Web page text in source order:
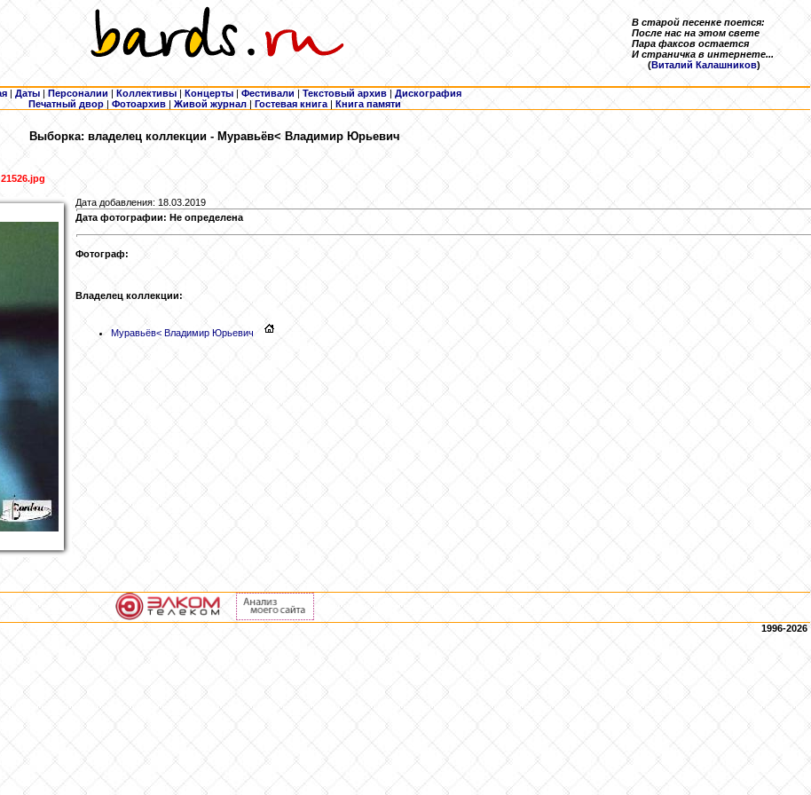
В старой песенке поется:
После нас на этом свете
Пара факсов остается
И страничка в интернете...
(Виталий Калашников)
| Даты | Персоналии | Коллективы | Концерты | Фестивали | Текстовый архив | Дискография
Печатный двор | Фотоархив | Живой журнал |Гостевая книга | Книга памяти
Выборка: владелец коллекции - Муравьёв< Владимир Юрьевич
21526.jpg
Дата добавления: 18.03.2019
Дата фотографии: Не определена
Фотограф:
Владелец коллекции:
Муравьёв< Владимир Юрьевич
1996-2026